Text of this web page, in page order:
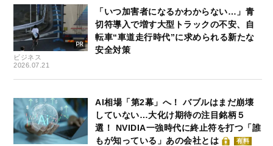
ビジネス
2026.07.21
「いつ加害者になるかわからない…」青
切符導入で増す大型トラックの不安、自
転車“車道走行時代”に求められる新たな
安全対策
AI相場「第2幕」へ！ バブルはまだ崩壊
していない…大化け期待の注目銘柄５
選！ NVIDIA一強時代に終止符を打つ「誰
もが知っている」あの会社とは
有料